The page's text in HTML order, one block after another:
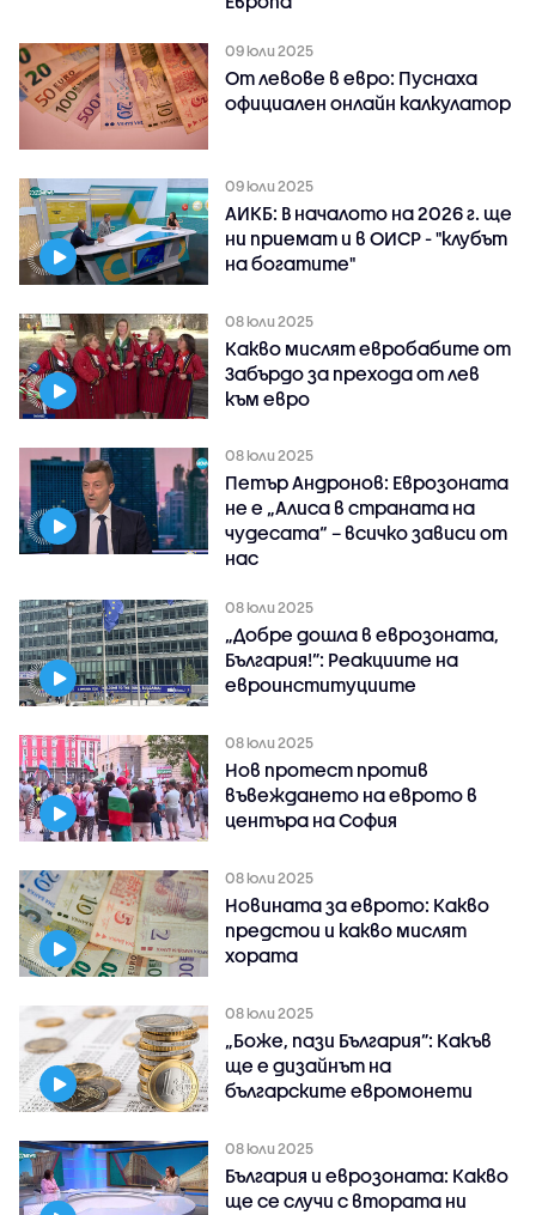
09 юли 2025
От левове в евро: Пуснаха
официален онлайн калкулатор
09 юли 2025
АИКБ: В началото на 2026 г. ще
ни приемат и в ОИСР - "клубът
на богатите"
08 юли 2025
Какво мислят евробабите от
Забърдо за прeхода от лев
към евро
08 юли 2025
Петър Андронов: Еврозоната
не е „Алиса в страната на
чудесата“ – всичко зависи от
нас
08 юли 2025
„Добре дошла в еврозоната,
България!”: Реакциите на
евроинституциите
08 юли 2025
Нов протест против
въвеждането на еврото в
центъра на София
08 юли 2025
Новината за еврото: Какво
предстои и какво мислят
хората
08 юли 2025
„Боже, пази България”: Какъв
ще е дизайнът на
българските евромонети
08 юли 2025
България и еврозоната: Какво
ще се случи с втората ни